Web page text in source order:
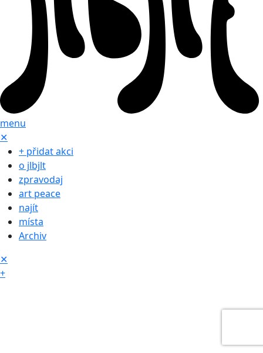
menu
✕
+ přidat akci
o jlbjlt
zpravodaj
art peace
najít
místa
Archiv
✕
+